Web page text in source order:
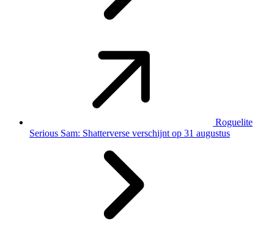
Roguelite
Serious Sam: Shatterverse verschijnt op 31 augustus